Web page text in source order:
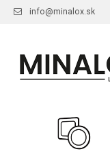
info@minalox.sk